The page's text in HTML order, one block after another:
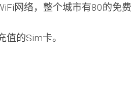
网络，整个城市有80的免费
的Sim卡。